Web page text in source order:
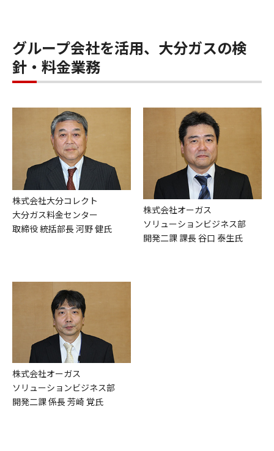
グループ会社を活用、大分ガスの検
針・料金業務
株式会社大分コレクト
大分ガス料金センター
取締役 統括部長 河野 健氏
株式会社オーガス
ソリューションビジネス部
開発二課 課長 谷口 泰生氏
株式会社オーガス
ソリューションビジネス部
開発二課 係長 芳崎 覚氏